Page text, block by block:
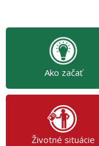
Ako začať
Životné situácie